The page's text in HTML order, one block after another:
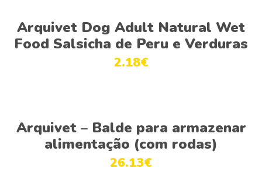
Ver opções
Arquivet Dog Adult Natural Wet
Food Salsicha de Peru e Verduras
2.18€
Adicionar
Arquivet – Balde para armazenar
alimentação (com rodas)
26.13€